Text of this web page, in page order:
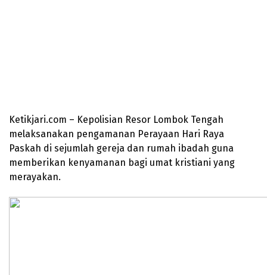
Ketikjari.com – Kepolisian Resor Lombok Tengah
melaksanakan pengamanan Perayaan Hari Raya
Paskah di sejumlah gereja dan rumah ibadah guna
memberikan kenyamanan bagi umat kristiani yang
merayakan.